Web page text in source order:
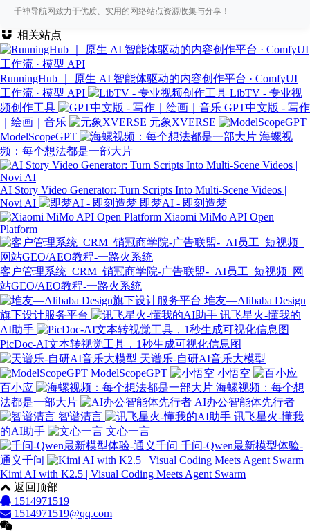
千神导航网致力于优质、实用的网络站点资源收集与分享！
相关站点
RunningHub ｜ 原生 AI 智能体驱动的内容创作平台 · ComfyUI
工作流 · 模型 API
LibTV - 专业视
频创作工具
GPT中文版 - 写作
｜绘画｜音乐
元象XVERSE
ModelScopeGPT
海螺视
频：每个想法都是一部大片
AI Story Video Generator: Turn Scripts Into Multi-Scene Videos |
Novi AI
即梦AI - 即刻造梦
Xiaomi MiMo API Open
Platform
客户管理系统_CRM_销冠商学院-广告联盟-_AI员工_短视频_网
站GEO/AEO教程-一路火系统
堆友—Alibaba Design
旗下设计服务平台
讯飞星火-懂我的
AI助手
PicDoc-AI文本转视觉工具，1秒生成可视化信息图
天谱乐-自研AI音乐大模型
ModelScopeGPT
小悟空
百小应
海螺视频：每个想
法都是一部大片
AI办公智能体先行者
智谱清言
讯飞星火-懂我
的AI助手
文心一言
千问-Qwen最新模型体验-
通义千问
Kimi AI with K2.5 | Visual Coding Meets Agent Swarm
返回顶部
1514971519
1514971519@qq.com